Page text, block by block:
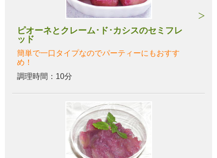
ピオーネとクレーム･ド･カシスのセミフレ
ッド
簡単で一口タイプなのでパーティーにもおすす
め！
調理時間：10分